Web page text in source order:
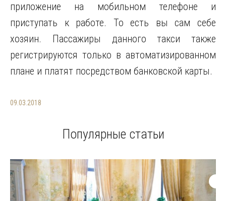
приложение на мобильном телефоне и
приступать к работе. То есть вы сам себе
хозяин. Пассажиры данного такси также
регистрируются только в автоматизированном
плане и платят посредством банковской карты.
09.03.2018
Популярные статьи